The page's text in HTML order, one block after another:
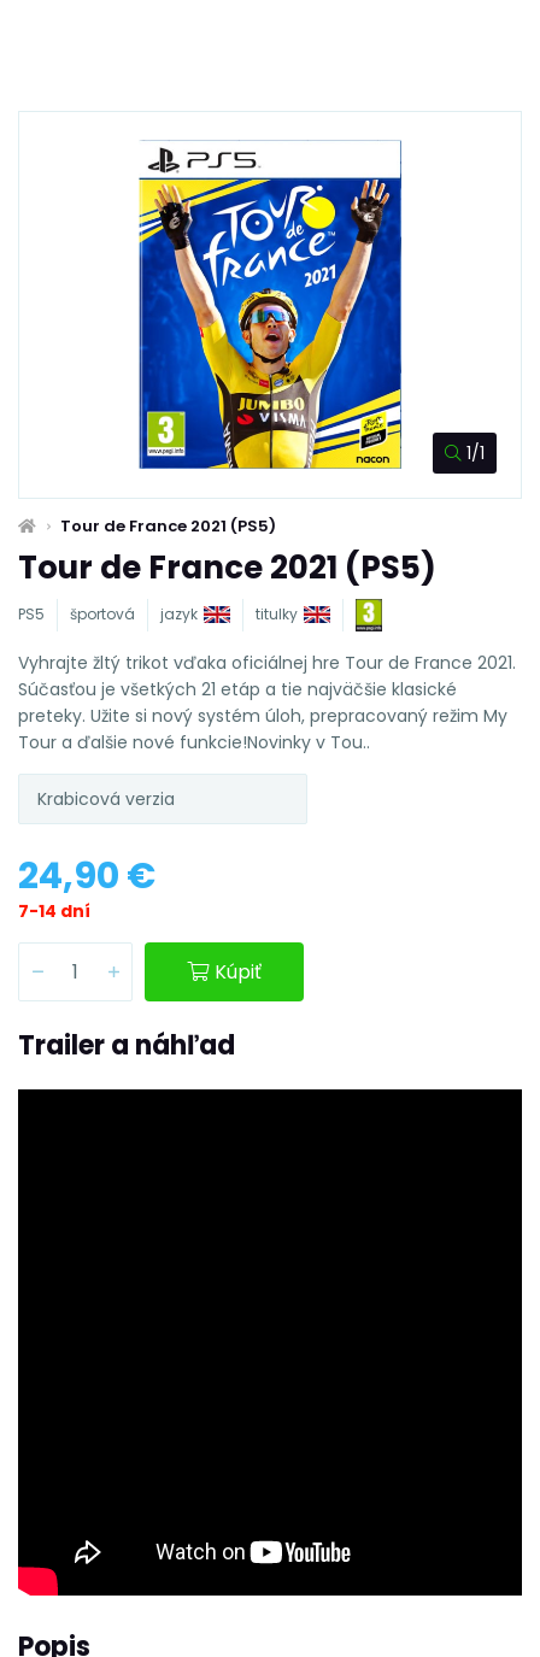
1/1
Tour de France 2021 (PS5)
Tour de France 2021 (PS5)
PS5 športová jazyk titulky
Vyhrajte žltý trikot vďaka oficiálnej hre Tour de France 2021.
Súčasťou je všetkých 21 etáp a tie najväčšie klasické
preteky. Užite si nový systém úloh, prepracovaný režim My
Tour a ďalšie nové funkcie!Novinky v Tou..
Krabicová verzia
24,90 €
7-14 dní
Kúpiť
Trailer a náhľad
Popis